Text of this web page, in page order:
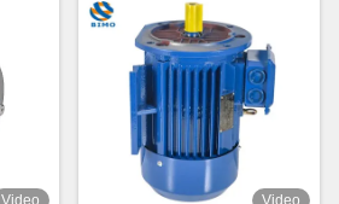
Video Video